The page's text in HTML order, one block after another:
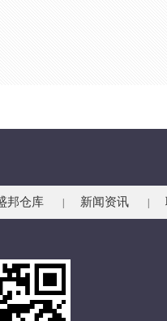
邦仓库 新闻资讯